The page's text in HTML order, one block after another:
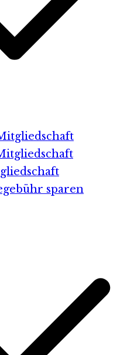
sparen